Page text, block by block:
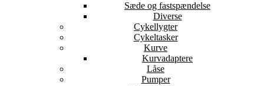
Sæde og fastspændelse
Diverse
Cykellygter
Cykeltasker
Kurve
Kurvadaptere
Låse
Pumper